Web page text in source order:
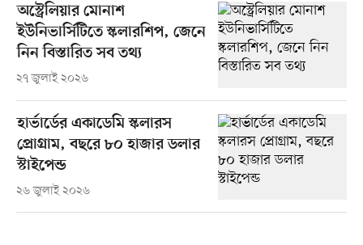
অস্ট্রেলিয়ার মোনাশ
ইউনিভার্সিটিতে স্কলারশিপ, জেনে
নিন বিস্তারিত সব তথ্য
২৭ জুলাই ২০২৬
হার্ভার্ডের একাডেমি স্কলারস
প্রোগ্রাম, বছরে ৮০ হাজার ডলার
স্টাইপেন্ড
২৬ জুলাই ২০২৬